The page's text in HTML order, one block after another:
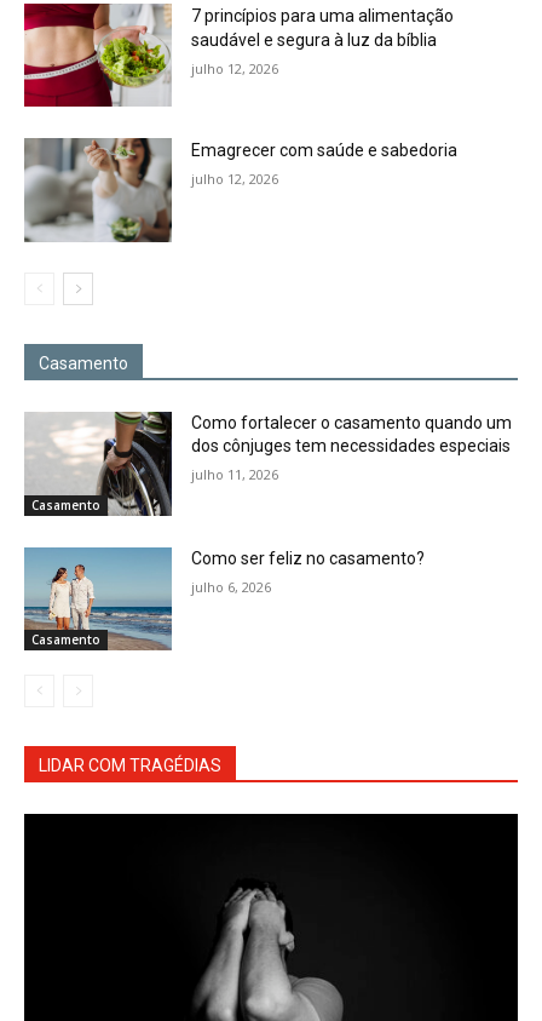
7 princípios para uma alimentação
saudável e segura à luz da bíblia
julho 12, 2026
Emagrecer com saúde e sabedoria
julho 12, 2026
Casamento
Casamento
Como fortalecer o casamento quando um
dos cônjuges tem necessidades especiais
julho 11, 2026
Casamento
Como ser feliz no casamento?
julho 6, 2026
LIDAR COM TRAGÉDIAS